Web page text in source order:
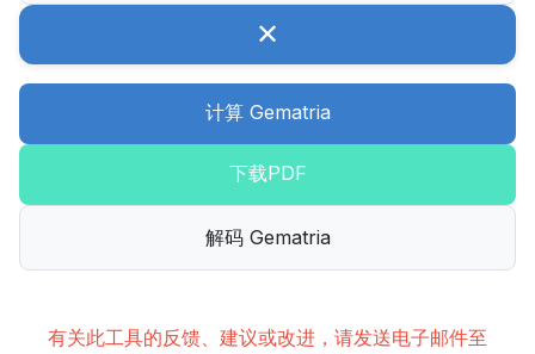
✕
计算 Gematria
下载PDF
解码 Gematria
有关此工具的反馈、建议或改进，请发送电子邮件至